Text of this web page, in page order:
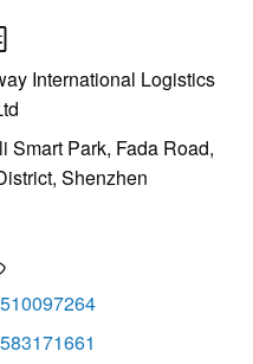
International Logistics
Smart Park, Fada Road,
Shenzhen